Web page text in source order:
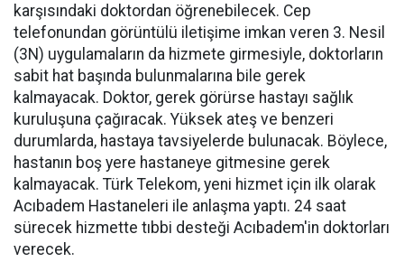
karşısındaki doktordan öğrenebilecek. Cep
telefonundan görüntülü iletişime imkan veren 3. Nesil
(3N) uygulamaların da hizmete girmesiyle, doktorların
sabit hat başında bulunmalarına bile gerek
kalmayacak. Doktor, gerek görürse hastayı sağlık
kuruluşuna çağıracak. Yüksek ateş ve benzeri
durumlarda, hastaya tavsiyelerde bulunacak. Böylece,
hastanın boş yere hastaneye gitmesine gerek
kalmayacak. Türk Telekom, yeni hizmet için ilk olarak
Acıbadem Hastaneleri ile anlaşma yaptı. 24 saat
sürecek hizmette tıbbi desteği Acıbadem'in doktorları
verecek.